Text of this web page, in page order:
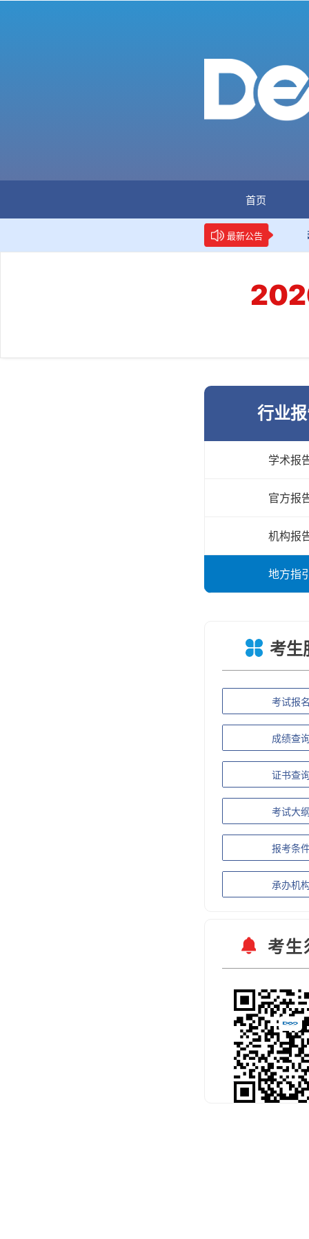
首页
最新公告
新华网权威报道：两项
行业
学术报
官方报
机构报
地方指
考生
考试报
成绩查
证书查
考试大
报考条
承办机
考生
扫码关注官
预约考试